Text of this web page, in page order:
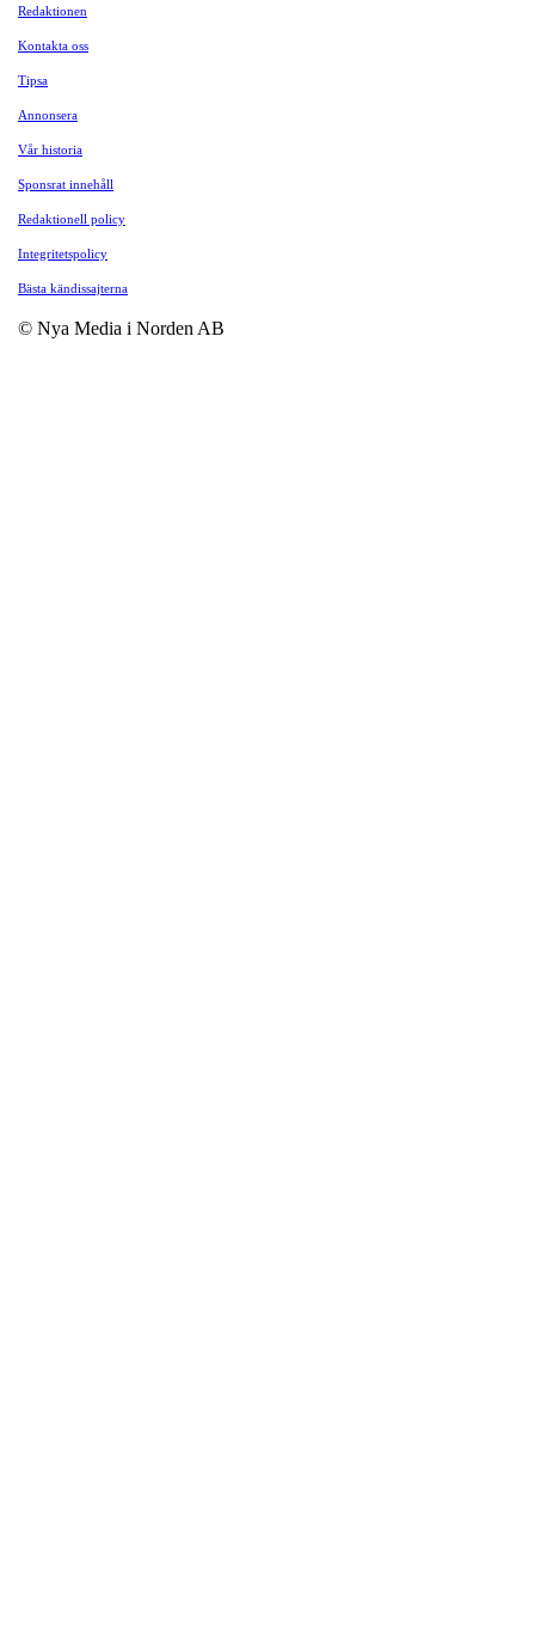
Redaktionen
Kontakta oss
Tipsa
Annonsera
Vår historia
Sponsrat innehåll
Redaktionell policy
Integritetspolicy
Bästa kändissajterna
© Nya Media i Norden AB